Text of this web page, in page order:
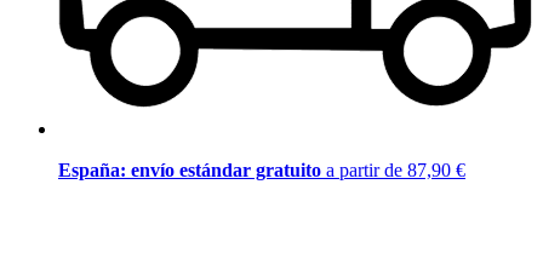
España: envío estándar gratuito a partir de 87,90 €